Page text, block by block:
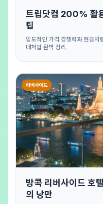
트립닷컴 200% 활
팁
압도적인 가격 경쟁력과 현금처
대처법 완벽 정리.
리버사이드
방콕 리버사이드 호
의 낭만